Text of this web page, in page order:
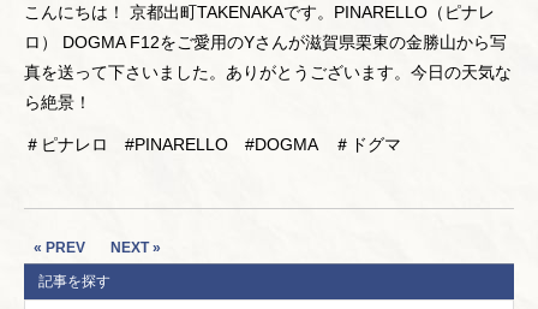
こんにちは！ 京都出町TAKENAKAです。PINARELLO（ピナレ
ロ） DOGMA F12をご愛用のYさんが滋賀県栗東の金勝山から写
真を送って下さいました。ありがとうございます。今日の天気な
ら絶景！
＃ピナレロ #PINARELLO #DOGMA ＃ドグマ
« PREV
NEXT »
記事を探す